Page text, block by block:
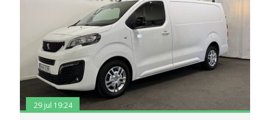
29 jul 19:24